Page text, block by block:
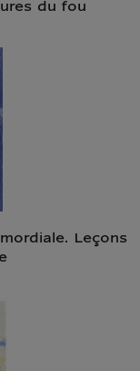
du fou
Leçons